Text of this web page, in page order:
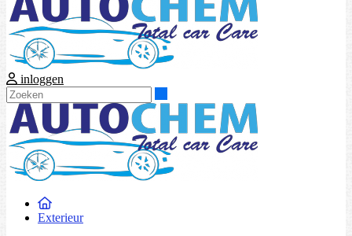
inloggen
Exterieur